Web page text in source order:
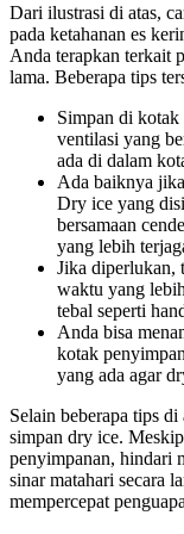
Dari ilustrasi di atas,
pada ketahanan es
Anda terapkan terkait
lama. Beberapa tips
Simpan di
ventilasi yang
ada di dalam
Ada baiknya
Dry ice yang
bersamaan
yang lebih
Jika diperlukan,
waktu yang
tebal seperti
Anda bisa
kotak
yang ada agar
Selain beberapa tips
simpan dry ice.
penyimpanan, hindari
sinar matahari secara
mempercepat